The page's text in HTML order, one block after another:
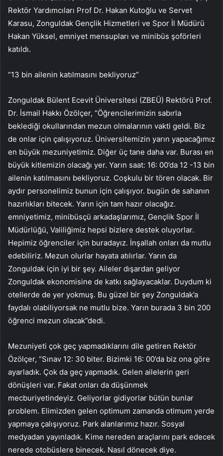
Rektör Yardımcıları Prof Dr. Hakan Kutoğlu ve Servet
Karasu, Zonguldak Gençlik Hizmetleri ve Spor İl Müdürü
Hakan Yüksel, emniyet mensupları ve minibüs şoförleri
katıldı.
“13 bin ailenin katılmasını bekliyoruz”
Zonguldak Bülent Ecevit Üniversitesi (ZBEÜ) Rektörü Prof.
Dr. İsmail Hakkı Özölçer, “Öğrencilerimizin sabırla
beklediği okullarından mezun olmalarının vakti geldi. Biz
de onlar için çalışıyoruz. Üniversitemizin yarın yapacağımız
en büyük mezuniyetimiz. Diğer üç tane daha var. Burası en
büyük kitlemizin olacağı yer. Yarın saat: 16: 00’da 12 -13 bin
ailenin katılmasını bekliyoruz. Coşkulu bir tören olacak. Bir
aydır personelimiz bunun için çalışıyor. bugün de sahanın
hazırlıkları bitecek. Yarın için tam hazır olacağız.
emniyetimiz, minibüsçü arkadaşlarımız, Gençlik Spor İl
Müdürlüğü, Valiliğimiz hepsi bizlere destek oluyorlar.
Hepimiz öğrenciler için buradayız. İnşallah onları da mutlu
edebiliriz. Mezun olurlar hayata atılırlar. Yarın da
Zonguldak için iyi bir şey. Aileler dışardan geliyor
Zonguldak ekonomisine de katkı sağlayacaklar. Duydum ki
otellerde de yer yokmuş. Bu güzel bir şey Zonguldak’a
faydalı olabiliyorsak ne mutlu bize. Yarın burada 3 bin 200
öğrenci mezun olacak”dedi.
Mezuniyeti çok geç yapmadıklarını dile getiren Rektör
Özölçer, “Sınav 12: 30 biter. Bizimki 16: 00’da biz ona göre
ayarladık. Çok da geç yapmadık. Gelen ailelerin geri
dönüşleri var. Fakat onları da düşünmek
mecburiyetindeyiz. Geliyorlar gidiyorlar bütün bunlar
problem. Elimizden gelen optimum zamanda otimum yerde
yapmaya çalışıyoruz. Park alanlarımız hazır. Sosyal
medyadan yayınladık. Kime nereden araçlarını park edecek
nerede otobüslere binecek. Nasıl dönecek diye.